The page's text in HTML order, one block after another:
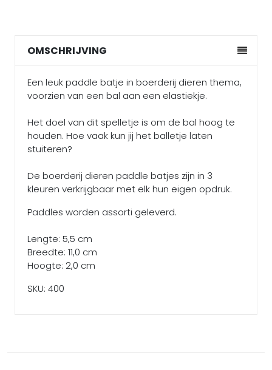
OMSCHRIJVING
Een leuk paddle batje in boerderij dieren thema,
voorzien van een bal aan een elastiekje.
Het doel van dit spelletje is om de bal hoog te
houden. Hoe vaak kun jij het balletje laten
stuiteren?
De boerderij dieren paddle batjes zijn in 3
kleuren verkrijgbaar met elk hun eigen opdruk.
Paddles worden assorti geleverd.
Lengte: 5,5 cm
Breedte: 11,0 cm
Hoogte: 2,0 cm
SKU: 400